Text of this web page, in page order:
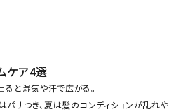
ケア4選
ると湿気や汗で広がる。
サつき、夏は髪のコンディションが乱れや